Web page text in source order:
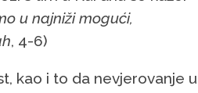
u najniži mogući,
, 4-6)
kao i to da nevjerovanje u